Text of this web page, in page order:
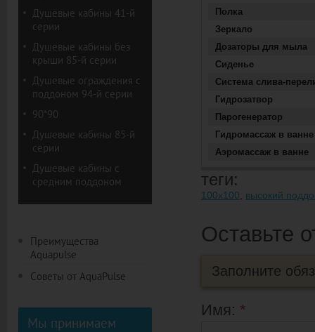
Полка
Зеркало
Дозаторы для мыла
Сиденье
Система слива-
Гидрозатвор
Парогенератор
Гидромассаж в ванне
Аэромассаж в ванне
теги:
100х100 высокий
Оставьте
Заполните
Имя: *
Душевые кабины 41-й
серии
Душевые кабины без
крыши 85-й серии
Душевые ограждения с
поддоном 94-й серии
90*90
Душевые кабины 85-й
серии
Душевые кабины с
средним поддоном
Преимущества
Aquapulse
Советы от AquaPulse
Мы принимаем